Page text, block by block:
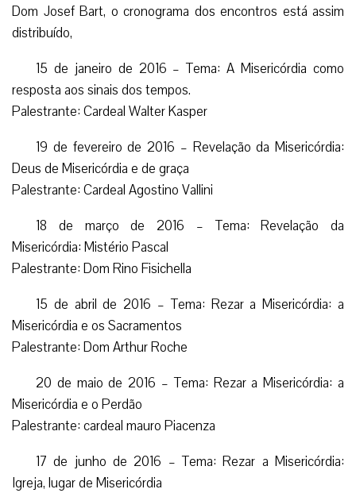
Dom Josef Bart, o cronograma dos encontros está assim
distribuído,
15 de janeiro de 2016 – Tema: A Misericórdia como
resposta aos sinais dos tempos.
Palestrante: Cardeal Walter Kasper
19 de fevereiro de 2016 – Revelação da Misericórdia:
Deus de Misericórdia e de graça
Palestrante: Cardeal Agostino Vallini
18 de março de 2016 – Tema: Revelação da
Misericórdia: Mistério Pascal
Palestrante: Dom Rino Fisichella
15 de abril de 2016 – Tema: Rezar a Misericórdia: a
Misericórdia e os Sacramentos
Palestrante: Dom Arthur Roche
20 de maio de 2016 – Tema: Rezar a Misericórdia: a
Misericórdia e o Perdão
Palestrante: cardeal mauro Piacenza
17 de junho de 2016 – Tema: Rezar a Misericórdia:
Igreja, lugar de Misericórdia